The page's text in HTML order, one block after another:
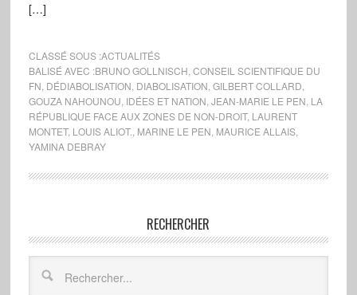
[…]
CLASSÉ SOUS :ACTUALITÉS
BALISÉ AVEC :BRUNO GOLLNISCH CONSEIL SCIENTIFIQUE DU
FN DÉDIABOLISATION DIABOLISATION GILBERT COLLARD
GOUZA NAHOUNOU IDÉES ET NATION JEAN-MARIE LE PEN LA
RÉPUBLIQUE FACE AUX ZONES DE NON-DROIT, LAURENT
MONTET, LOUIS ALIOT. MARINE LE PEN MAURICE ALLAIS,
YAMINA DEBRAY
RECHERCHER